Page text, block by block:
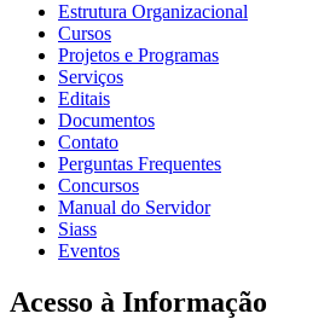
Estrutura Organizacional
Cursos
Projetos e Programas
Serviços
Editais
Documentos
Contato
Perguntas Frequentes
Concursos
Manual do Servidor
Siass
Eventos
Acesso à Informação